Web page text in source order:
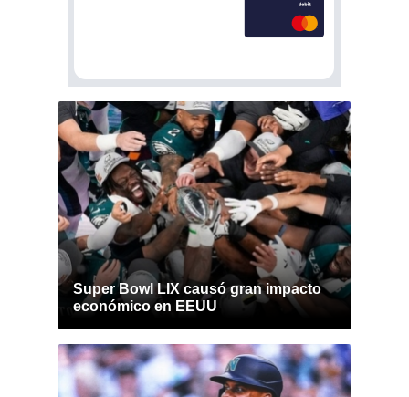
Super Bowl LIX causó gran impacto
económico en EEUU